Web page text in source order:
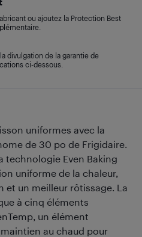
uniformes avec la
de 30 po de Frigidaire.
technologie Even Baking
uniforme de la chaleur,
et un meilleur rôtissage. La
à cinq éléments
un élément
au chaud pour
ou ajoutez la Protection Best
divulgation de la garantie de
ci-dessous.